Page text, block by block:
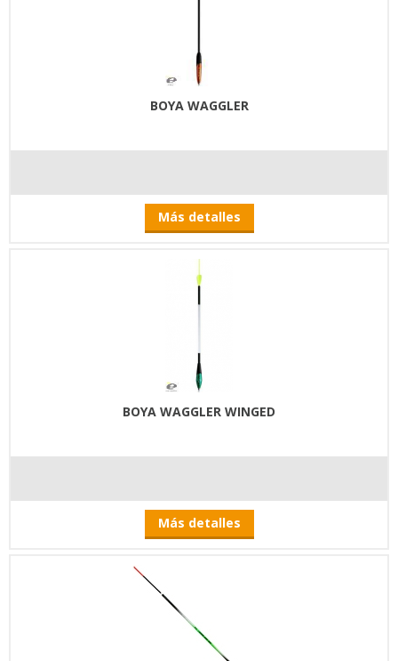
BOYA WAGGLER
Más detalles
BOYA WAGGLER WINGED
Más detalles